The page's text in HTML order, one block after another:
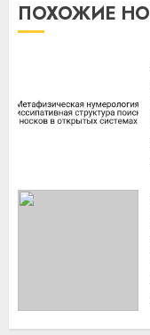
ПОХОЖИЕ